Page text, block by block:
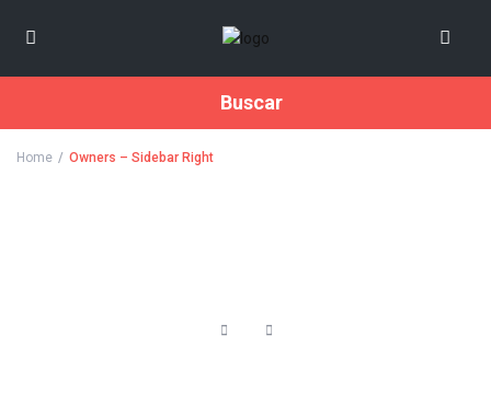
Buscar
Home Owners – Sidebar Right